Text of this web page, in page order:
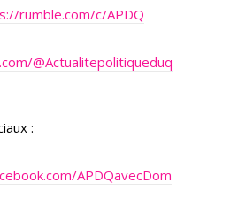
rumble.com/c/APDQ
@Actualitepolitiqueduq
:
APDQavecDom